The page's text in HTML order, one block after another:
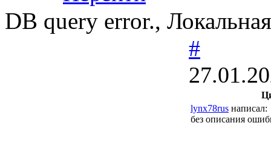
DB query error.,
#
lynx78rus написал:
без описания